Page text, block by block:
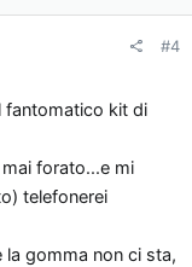
#4
fantomatico kit di
forato...e mi
telefonerei
gomma non ci sta,